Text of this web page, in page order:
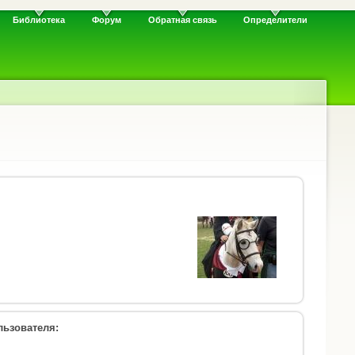
Библиотека Форум Обратная связь Определители